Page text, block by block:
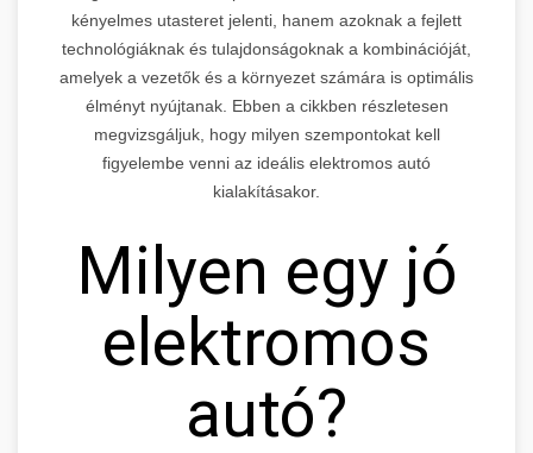
kényelmes utasteret jelenti, hanem azoknak a fejlett
technológiáknak és tulajdonságoknak a kombinációját,
amelyek a vezetők és a környezet számára is optimális
élményt nyújtanak. Ebben a cikkben részletesen
megvizsgáljuk, hogy milyen szempontokat kell
figyelembe venni az ideális elektromos autó
kialakításakor.
Milyen egy jó
elektromos
autó?